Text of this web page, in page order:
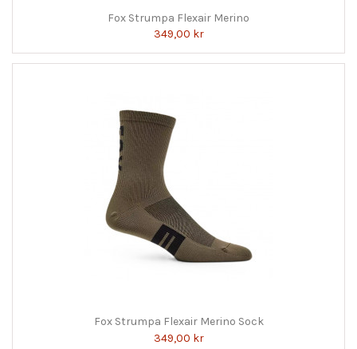
Fox Strumpa Flexair Merino
349,00 kr
Fox Strumpa Flexair Merino Sock
349,00 kr